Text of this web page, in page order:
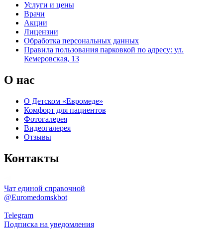
Услуги и цены
Врачи
Акции
Лицензии
Обработка персональных данных
Правила пользования парковкой по адресу: ул.
Кемеровская, 13
О нас
О Детском «Евромеде»
Комфорт для пациентов
Фотогалерея
Видеогалерея
Отзывы
Контакты
Чат единой справочной
@Euromedomskbot
Telegram
Подписка на уведомления